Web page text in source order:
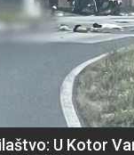
U Kotor